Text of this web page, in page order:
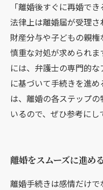
「離婚後すぐに再婚で
法律上は離婚届が受理さ
財産分与や子どもの親
慎重な対処が求められ
には、弁護士の専門的
に基づいて手続きを進
は、離婚の各ステップ
いるので、ぜひ参考にし
離婚をスムーズに進め
離婚手続きは感情だけ